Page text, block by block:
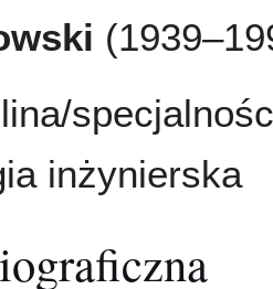
inżynierska